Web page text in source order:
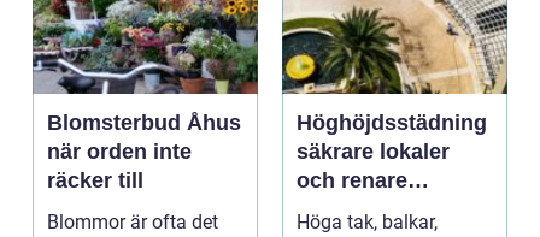
Blomsterbud Åhus
när orden inte
räcker till
Blommor är ofta det
Höghöjdsstädning
säkrare lokaler
och renare
arbetsmiljö
Höga tak, balkar,